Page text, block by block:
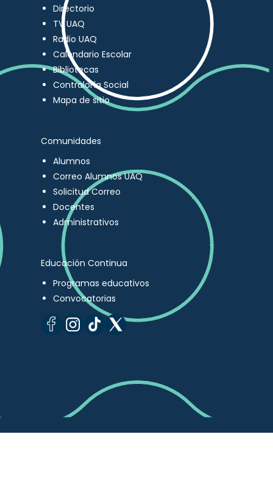
Directorio
TV UAQ
Radio UAQ
Calendario Escolar
Bibliotecas
Contraloría Social
Mapa de sitio
Comunidades
Alumnos
Correo Alumnos UAQ
Solicitud Correo
Docentes
Administrativos
Educación Continua
Programas educativos
Convocatorias